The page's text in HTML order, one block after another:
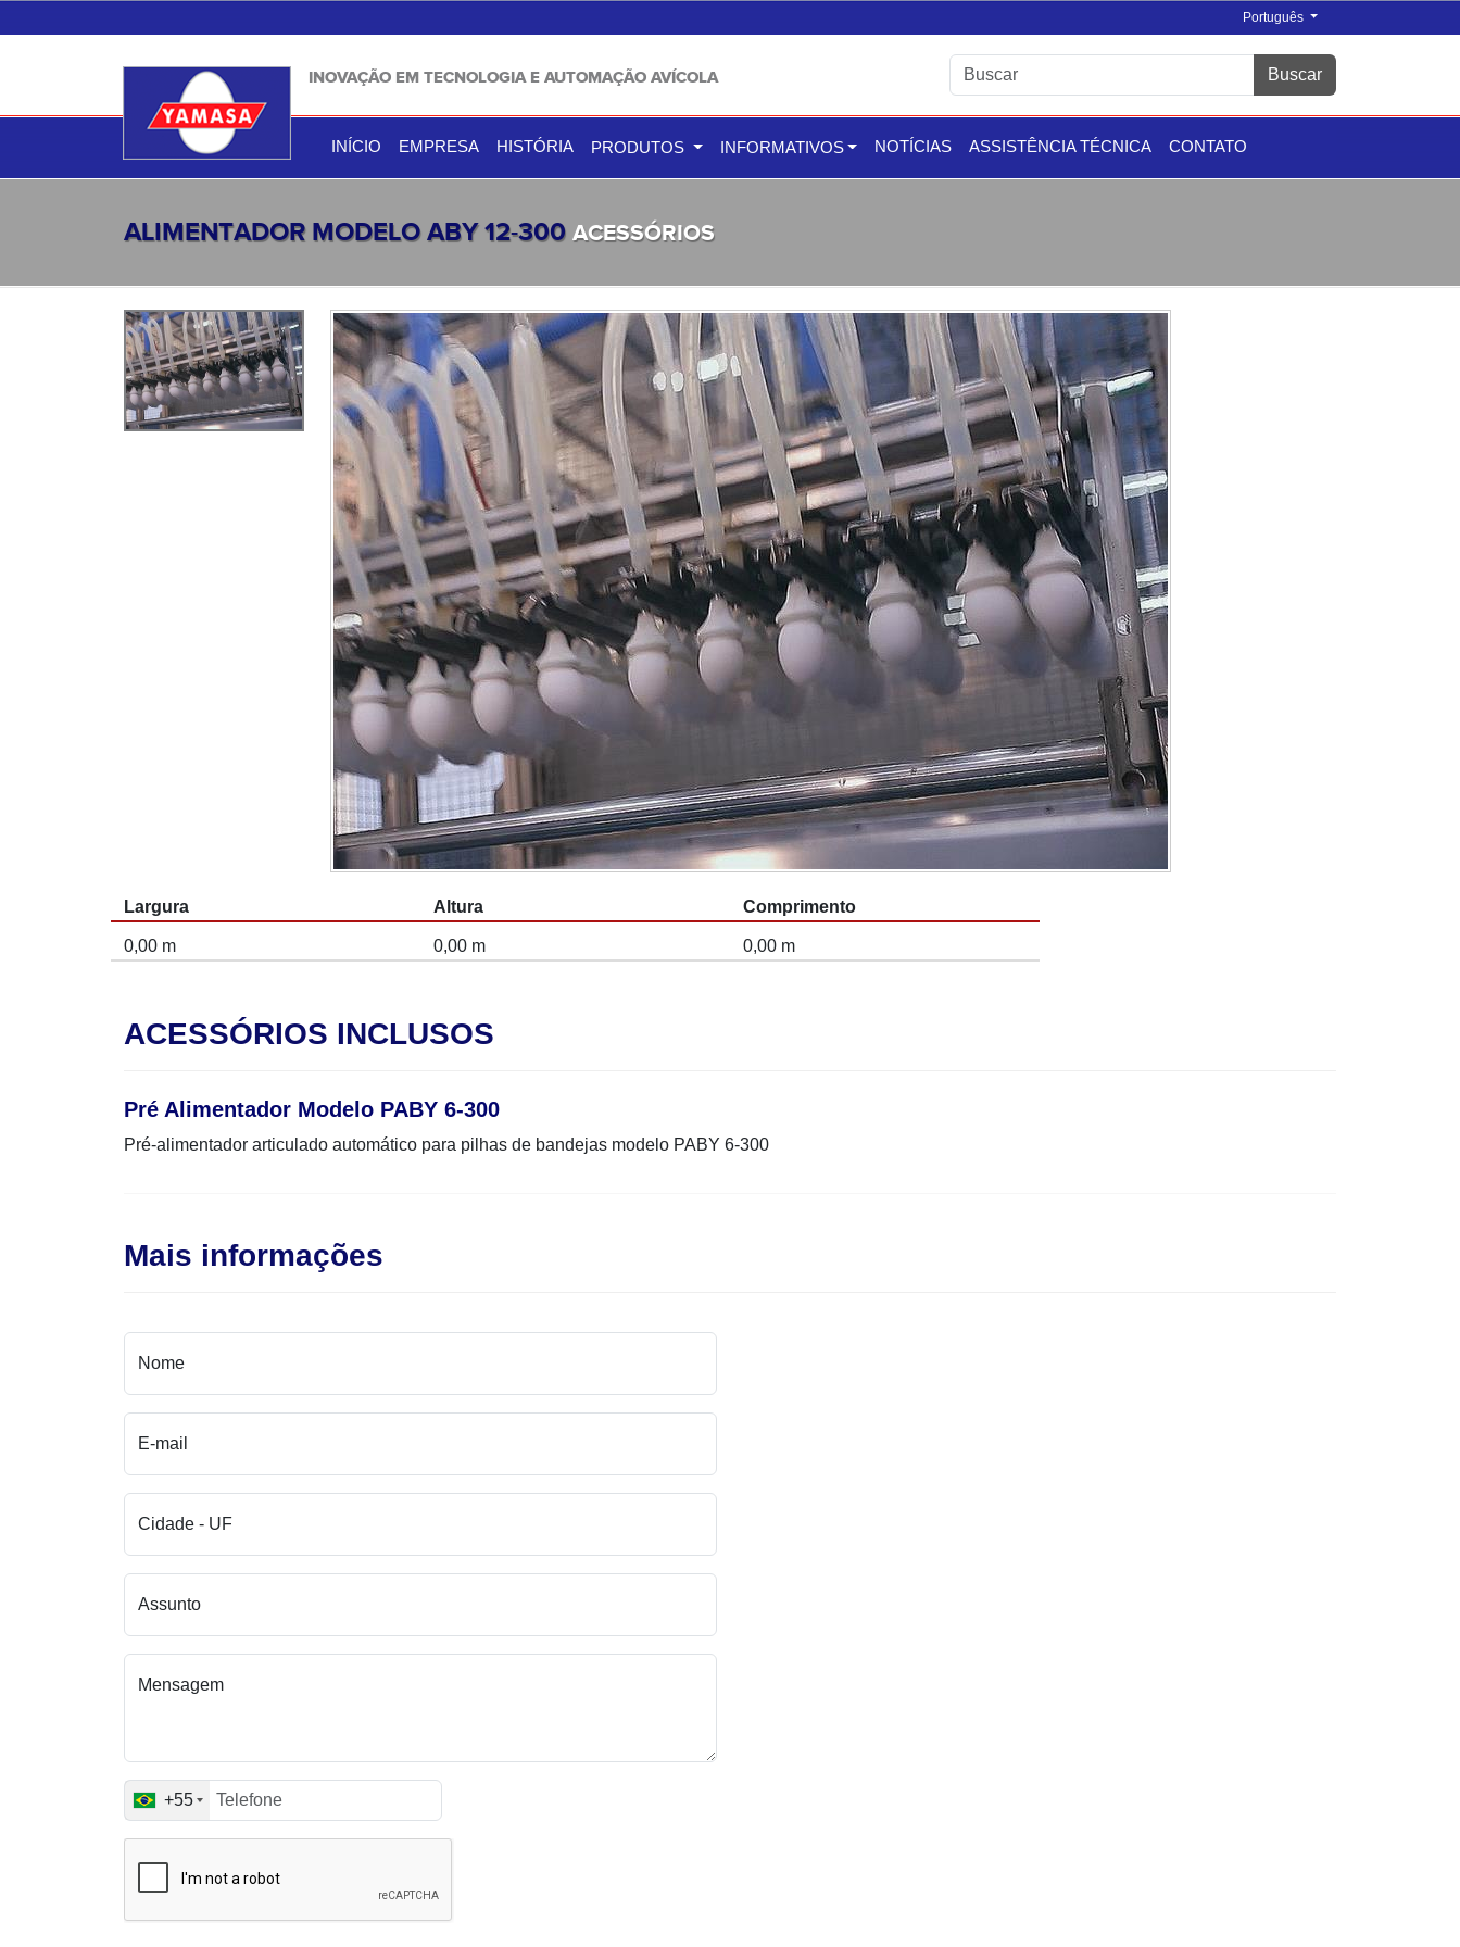
Português
INOVAÇÃO EM TECNOLOGIA E AUTOMAÇÃO AVÍCOLA Buscar
INÍCIO EMPRESA HISTÓRIA PRODUTOS INFORMATIVOS NOTÍCIAS ASSISTÊNCIA TÉCNICA CONTATO
ALIMENTADOR MODELO ABY 12-300 ACESSÓRIOS
Largura
0,00 m
Altura
0,00 m
Comprimento
0,00 m
ACESSÓRIOS INCLUSOS
Pré Alimentador Modelo PABY 6-300
Pré-alimentador articulado automático para pilhas de bandejas modelo PABY 6-300
Mais informações
Nome
E-mail
Cidade - UF
Assunto
Mensagem
+55